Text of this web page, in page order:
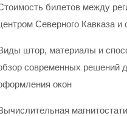
билетов между
Северного Кавказа и
штор, материалы и
современных решений
окон